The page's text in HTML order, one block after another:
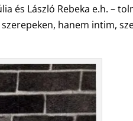
és László Rebeka e.h. –
hanem intim,